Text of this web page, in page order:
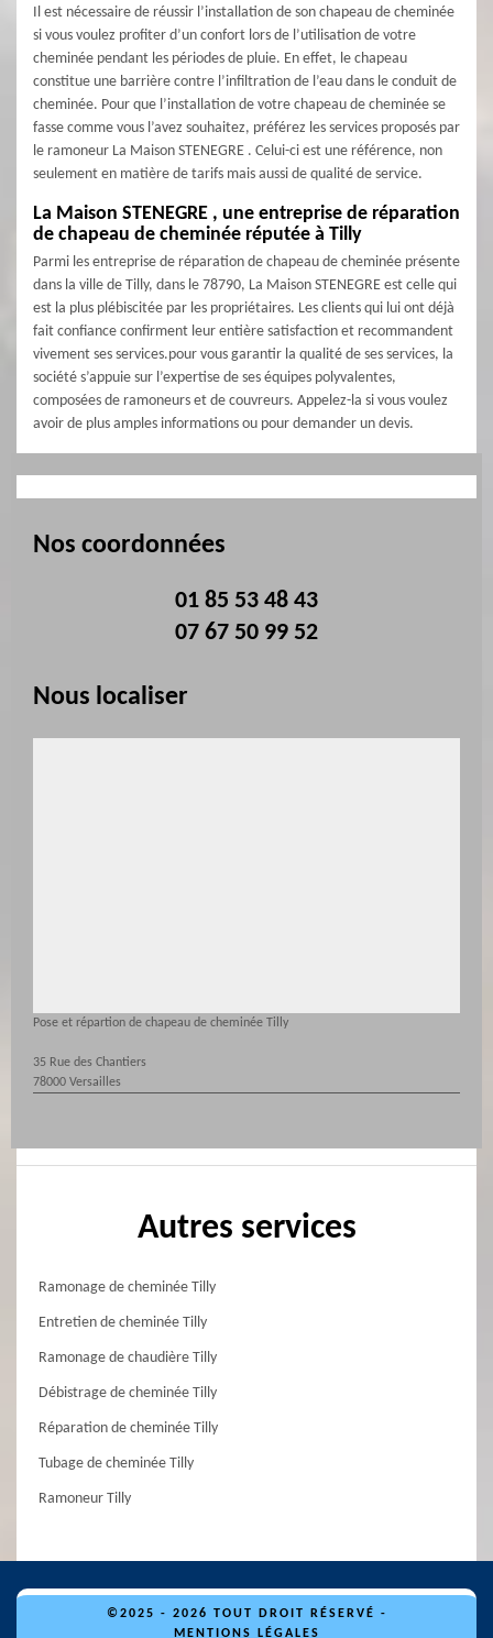
Il est nécessaire de réussir l’installation de son chapeau de cheminée
si vous voulez profiter d’un confort lors de l’utilisation de votre
cheminée pendant les périodes de pluie. En effet, le chapeau
constitue une barrière contre l’infiltration de l’eau dans le conduit de
cheminée. Pour que l’installation de votre chapeau de cheminée se
fasse comme vous l’avez souhaitez, préférez les services proposés par
le ramoneur La Maison STENEGRE . Celui-ci est une référence, non
seulement en matière de tarifs mais aussi de qualité de service.
La Maison STENEGRE , une entreprise de réparation
de chapeau de cheminée réputée à Tilly
Parmi les entreprise de réparation de chapeau de cheminée présente
dans la ville de Tilly, dans le 78790, La Maison STENEGRE est celle qui
est la plus plébiscitée par les propriétaires. Les clients qui lui ont déjà
fait confiance confirment leur entière satisfaction et recommandent
vivement ses services.pour vous garantir la qualité de ses services, la
société s’appuie sur l’expertise de ses équipes polyvalentes,
composées de ramoneurs et de couvreurs. Appelez-la si vous voulez
avoir de plus amples informations ou pour demander un devis.
Nos coordonnées
01 85 53 48 43
07 67 50 99 52
Nous localiser
Pose et répartion de chapeau de cheminée Tilly
35 Rue des Chantiers
78000 Versailles
Autres services
Ramonage de cheminée Tilly
Entretien de cheminée Tilly
Ramonage de chaudière Tilly
Débistrage de cheminée Tilly
Réparation de cheminée Tilly
Tubage de cheminée Tilly
Ramoneur Tilly
©2025 - 2026 TOUT DROIT RÉSERVÉ -
MENTIONS LÉGALES